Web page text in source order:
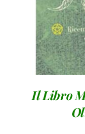
Il Libro